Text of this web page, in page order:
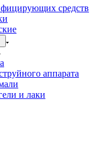
средств
аппарата
и лаки